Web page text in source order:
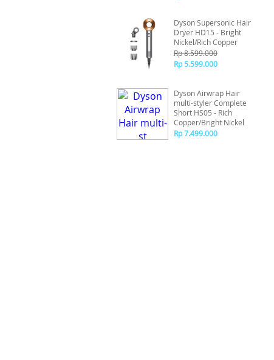
Dyson Supersonic Hair
Dryer HD15 - Bright
Nickel/Rich Copper
Rp 8.599.000
Rp 5.599.000
Dyson Airwrap Hair
multi-styler Complete
Short HS05 - Rich
Copper/Bright Nickel
Rp 7.499.000